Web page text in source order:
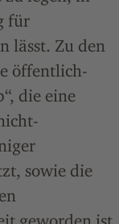
für
lässt. Zu den
öffentlich-
die eine
sowie die